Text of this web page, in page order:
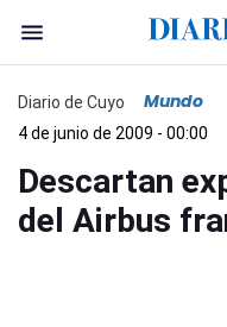
Diario de Cuyo Mundo
4 de junio de 2009 - 00:00
Descartan
del Airbus